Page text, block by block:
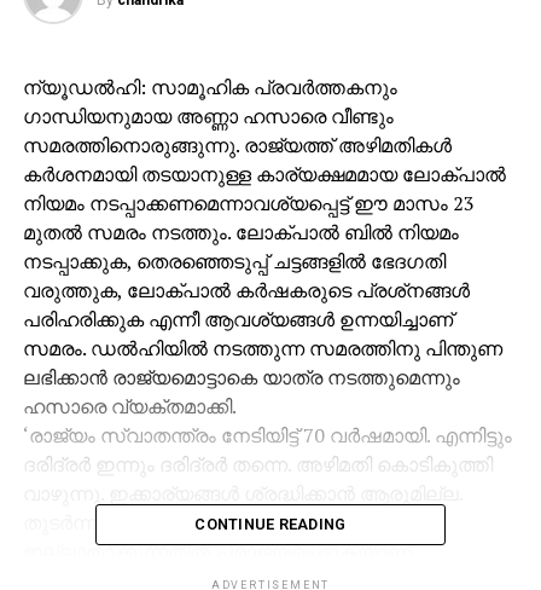
ന്യൂഡല്‍ഹി: സാമൂഹിക പ്രവര്‍ത്തകനും
ഗാന്ധിയനുമായ അണ്ണാ ഹസാരെ വീണ്ടും
സമരത്തിനൊരുങ്ങുന്നു. രാജ്യത്ത് അഴിമതികള്‍
കര്‍ശനമായി തടയാനുള്ള കാര്യക്ഷമമായ ലോക്പാല്‍
നിയമം നടപ്പാക്കണമെന്നാവശ്യപ്പെട്ട് ഈ മാസം 23
മുതല്‍ സമരം നടത്തും. ലോക്പാല്‍ ബില്‍ നിയമം
നടപ്പാക്കുക, തെരഞ്ഞെടുപ്പ് ചട്ടങ്ങളില്‍ ഭേദഗതി
വരുത്തുക, ലോക്പാല്‍ കര്‍ഷകരുടെ പ്രശ്‌നങ്ങള്‍
പരിഹരിക്കുക എന്നീ ആവശ്യങ്ങള്‍ ഉന്നയിച്ചാണ്
സമരം. ഡല്‍ഹിയില്‍ നടത്തുന്ന സമരത്തിനു പിന്തുണ
ലഭിക്കാന്‍ രാജ്യമൊട്ടാകെ യാത്ര നടത്തുമെന്നും
ഹസാരെ വ്യക്തമാക്കി.
‘രാജ്യം സ്വാതന്ത്രം നേടിയിട്ട് 70 വര്‍ഷമായി. എന്നിട്ടും
ദരിദ്രര്‍ ഇന്നും ദരിദ്രര്‍ തന്നെ. അഴിമതി കൊടികുത്തി
തുടര്‍ന്നു വരുന്ന സര്‍ക്കാരുകള്‍ അഴിമതി
ഇല്ലാതാക്കുന്നതില്‍ പരാജയപ്പെടുകയാണ്.
തൊഴിലാളികളുടെയും കര്‍ഷകരുടെയും വേതന
CONTINUE READING
ADVERTISEMENT